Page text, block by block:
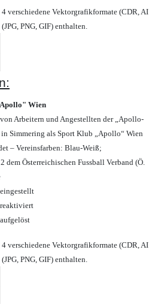
verschiedene Vektorgrafikformate (CDR, AI
PNG, GIF) enthalten.
Wien
Arbeitern und Angestellten der „Apollo-
in Simmering als Sport Klub „Apollo“ Wien
– Vereinsfarben: Blau-Weiß;
dem Österreichischen Fussball Verband (Ö.
verschiedene Vektorgrafikformate (CDR, AI
PNG, GIF) enthalten.